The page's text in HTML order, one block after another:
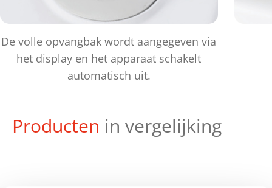
De volle opvangbak wordt aangegeven via
het display en het apparaat schakelt
automatisch uit.
Producten in vergelijking